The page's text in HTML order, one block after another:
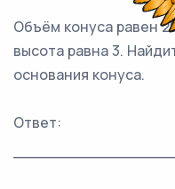
Объём конуса равен
высота равна 3.
основания конуса.
Ответ: